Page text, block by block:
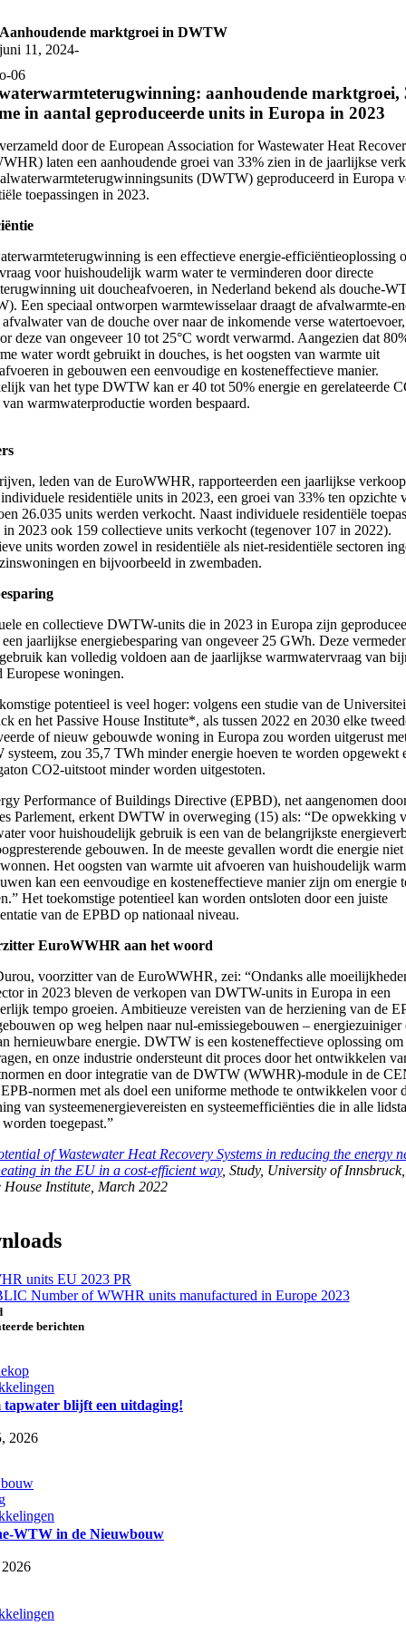
naar
inhoud
Aanhoudende marktgroei in DWTW
juni 11, 2024-
aanhoudende marktgroei,
in aantal geproduceerde units in Europa in 2023
door de European Association for Wastewater Heat
laten een aanhoudende groei van 33% zien in de jaarlijkse
(DWTW) geproduceerd in Europa
toepassingen in 2023.
is een effectieve energie-efficiëntieoplossing
voor huishoudelijk warm water te verminderen door directe
uit doucheafvoeren, in Nederland bekend als douche-
Een speciaal ontworpen warmtewisselaar draagt de afvalwarmte-
van de douche over naar de inkomende verse watertoevoer,
deze van ongeveer 10 tot 25°C wordt verwarmd. Aangezien dat
water wordt gebruikt in douches, is het oogsten van warmte uit
in gebouwen een eenvoudige en kosteneffectieve manier.
van het type DWTW kan er 40 tot 50% energie en gerelateerde
warmwaterproductie worden bespaard.
leden van de EuroWWHR, rapporteerden een jaarlijkse
residentiële units in 2023, een groei van 33% ten opzichte
26.035 units werden verkocht. Naast individuele residentiële
in 2023 ook 159 collectieve units verkocht (tegenover 107 in 2022).
units worden zowel in residentiële als niet-residentiële sectoren
en bijvoorbeeld in zwembaden.
en collectieve DWTW-units die in 2023 in Europa zijn
jaarlijkse energiebesparing van ongeveer 25 GWh. Deze
kan volledig voldoen aan de jaarlijkse warmwatervraag van
Europese woningen.
potentieel is veel hoger: volgens een studie van de
en het Passive House Institute*, als tussen 2022 en 2030 elke
of nieuw gebouwde woning in Europa zou worden uitgerust
zou 35,7 TWh minder energie hoeven te worden opgewekt
CO2-uitstoot minder worden uitgestoten.
Performance of Buildings Directive (EPBD), net aangenomen
Parlement, erkent DWTW in overweging (15) als: “De opwekking
voor huishoudelijk gebruik is een van de belangrijkste
gebouwen. In de meeste gevallen wordt die energie niet
Het oogsten van warmte uit afvoeren van huishoudelijk
kan een eenvoudige en kosteneffectieve manier zijn om energie
Het toekomstige potentieel kan worden ontsloten door een juiste
van de EPBD op nationaal niveau.
EuroWWHR aan het woord
voorzitter van de EuroWWHR, zei: “Ondanks alle
in 2023 bleven de verkopen van DWTW-units in Europa in een
tempo groeien. Ambitieuze vereisten van de herziening van de
op weg helpen naar nul-emissiegebouwen – energiezuiniger
hernieuwbare energie. DWTW is een kosteneffectieve oplossing om
en onze industrie ondersteunt dit proces door het ontwikkelen
en door integratie van de DWTW (WWHR)-module in de
normen met als doel een uniforme methode te ontwikkelen voor
van systeemenergievereisten en systeemefficiënties die in alle
toegepast.”
of Wastewater Heat Recovery Systems in reducing the energy
in the EU in a cost-efficient way, Study, University of Innsbruck,
House Institute, March 2022
units EU 2023 PR
Number of WWHR units manufactured in Europe 2023
berichten
tapwater blijft een uitdaging!
2026
WTW in de Nieuwbouw